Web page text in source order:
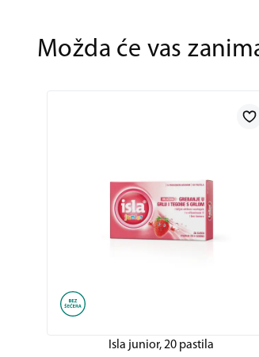
Možda će vas
Isla junior, 20 pastila